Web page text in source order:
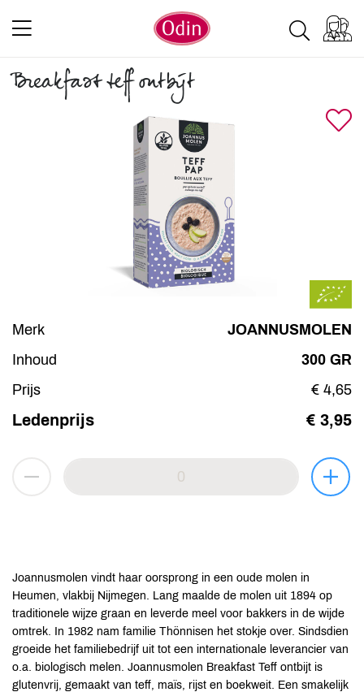
Breakfast teff ontbijt
Merk
JOANNUSMOLEN
Inhoud
300 GR
Prijs
€ 4,65
Ledenprijs € 3,95
Joannusmolen vindt haar oorsprong in een oude molen in
Heumen, vlakbij Nijmegen. Lang maalde de molen uit 1894 op
traditionele wijze graan en leverde meel voor bakkers in de wijde
omtrek. In 1982 nam familie Thönnisen het stokje over. Sindsdien
groeide het familiebedrijf uit tot een internationale leverancier van
o.a. biologisch melen. Joannusmolen Breakfast Teff ontbijt is
glutenvrij, gemaakt van teff, maïs, rijst en boekweit. Een smakelijk